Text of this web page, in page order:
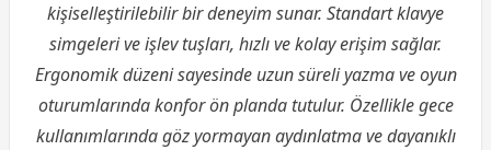
kişiselleştirilebilir bir deneyim sunar. Standart klavye
simgeleri ve işlev tuşları, hızlı ve kolay erişim sağlar.
Ergonomik düzeni sayesinde uzun süreli yazma ve oyun
oturumlarında konfor ön planda tutulur. Özellikle gece
kullanımlarında göz yormayan aydınlatma ve dayanıklı